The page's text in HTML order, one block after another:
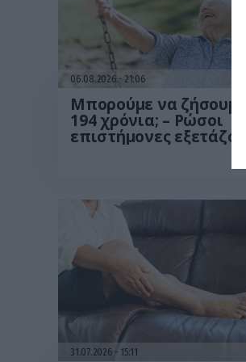
06.08.2026 21:06
Μπορούμε να ζήσουμε
194 χρόνια; – Ρώσοι
επιστήμονες εξετάζουν
31.07.2026 15:11